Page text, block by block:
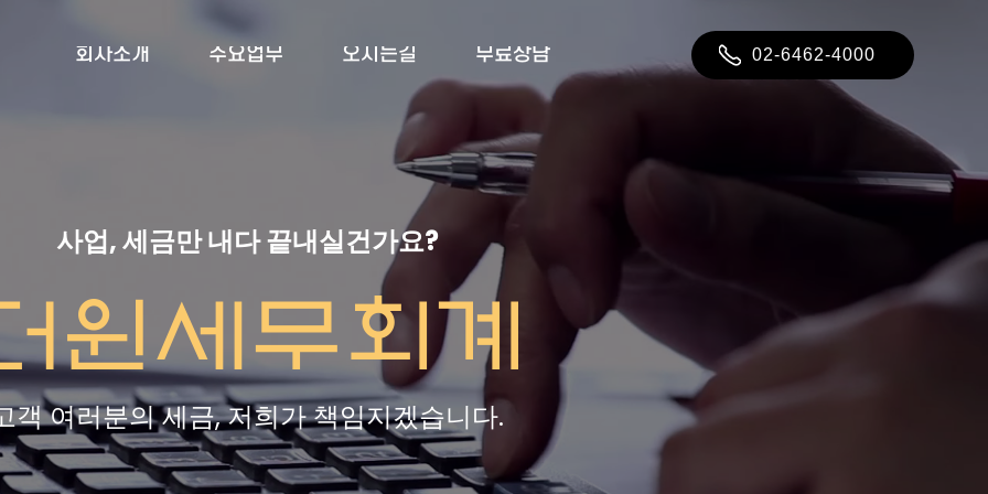
회사소개 주요업무 오시는길 무료상담 02-6462-4000
사업, 세금만 내다 끝내실건가요?
객 여러분의 세금, 저희가 책임지겠습니다.